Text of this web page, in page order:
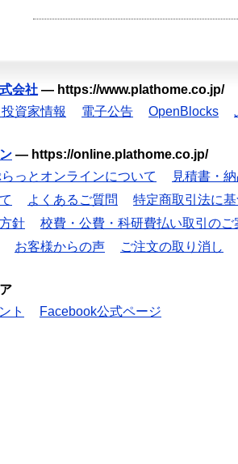
会社 — https://www.plathome.co.jp/
資家情報 電子公告 OpenBlocks
— https://online.plathome.co.jp/
っとオンラインについて
見積書・
よくあるご質問
特定商取引法に
針
校費・公費・科研費払い取引のご
お客様からの声 ご注文の取り消し
ト
Facebook公式ページ